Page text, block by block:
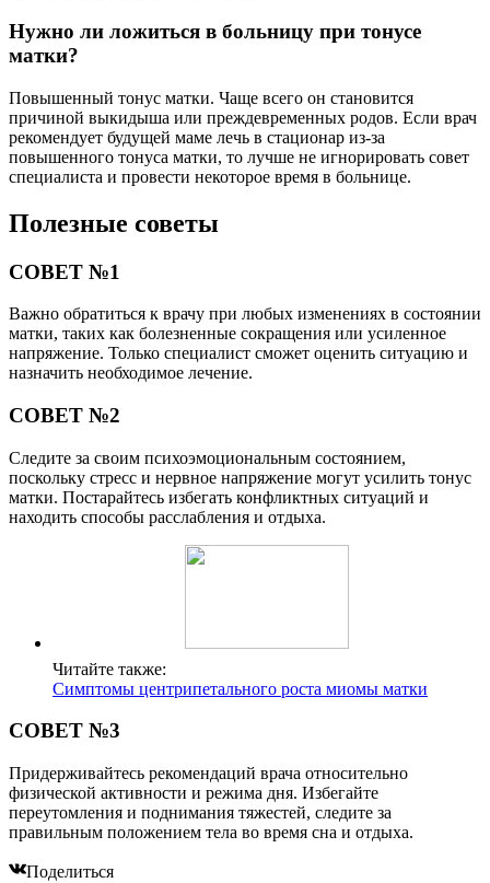
Нужно ли ложиться в больницу при тонусе
матки?
Повышенный тонус матки. Чаще всего он становится
причиной выкидыша или преждевременных родов. Если врач
рекомендует будущей маме лечь в стационар из-за
повышенного тонуса матки, то лучше не игнорировать совет
специалиста и провести некоторое время в больнице.
Полезные советы
СОВЕТ №1
Важно обратиться к врачу при любых изменениях в состоянии
матки, таких как болезненные сокращения или усиленное
напряжение. Только специалист сможет оценить ситуацию и
назначить необходимое лечение.
СОВЕТ №2
Следите за своим психоэмоциональным состоянием,
поскольку стресс и нервное напряжение могут усилить тонус
матки. Постарайтесь избегать конфликтных ситуаций и
находить способы расслабления и отдыха.
Читайте также:
Симптомы центрипетального роста миомы матки
СОВЕТ №3
Придерживайтесь рекомендаций врача относительно
физической активности и режима дня. Избегайте
переутомления и поднимания тяжестей, следите за
правильным положением тела во время сна и отдыха.
Поделиться